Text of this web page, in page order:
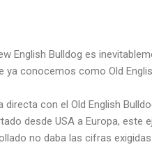
English Bulldog es
ya conocemos como Old
con el Old English
desde USA a Europa, este
no daba las cifras